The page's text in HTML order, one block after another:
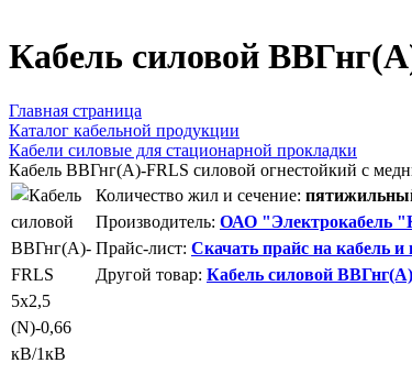
Кабель силовой
Главная страница
Каталог кабельной продукции
Кабели силовые для стационарной прокладки
Кабель ВВГнг(А)-FRLS силовой огнестойкий с
Количество жил и сечение:
Производитель: ОАО "Электрокабель
Прайс-лист: Скачать прайс на кабель и
Другой товар: Кабель силовой